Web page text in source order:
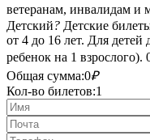
ветеранам, инвалидам и
Детский? Детские
от 4 до 16 лет. Для детей
ребенок на 1 взрослого).
Общая сумма:0₽
Кол-во билетов:1